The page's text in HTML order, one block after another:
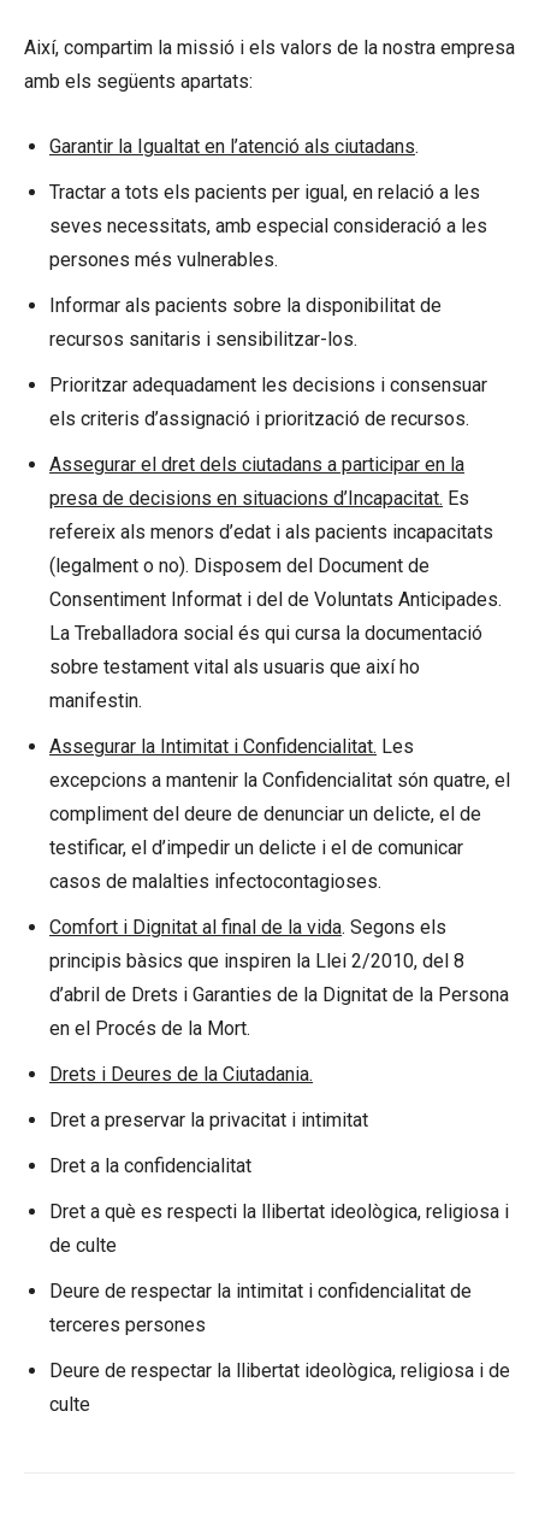
Així, compartim la missió i els valors de la nostra empresa
amb els següents apartats:
Garantir la Igualtat en l’atenció als ciutadans.
Tractar a tots els pacients per igual, en relació a les
seves necessitats, amb especial consideració a les
persones més vulnerables.
Informar als pacients sobre la disponibilitat de
recursos sanitaris i sensibilitzar-los.
Prioritzar adequadament les decisions i consensuar
els criteris d’assignació i priorització de recursos.
Assegurar el dret dels ciutadans a participar en la
presa de decisions en situacions d’Incapacitat. Es
refereix als menors d’edat i als pacients incapacitats
(legalment o no). Disposem del Document de
Consentiment Informat i del de Voluntats Anticipades.
La Treballadora social és qui cursa la documentació
sobre testament vital als usuaris que així ho
manifestin.
Assegurar la Intimitat i Confidencialitat. Les
excepcions a mantenir la Confidencialitat són quatre, el
compliment del deure de denunciar un delicte, el de
testificar, el d’impedir un delicte i el de comunicar
casos de malalties infectocontagioses.
Comfort i Dignitat al final de la vida. Segons els
principis bàsics que inspiren la Llei 2/2010, del 8
d’abril de Drets i Garanties de la Dignitat de la Persona
en el Procés de la Mort.
Drets i Deures de la Ciutadania.
Dret a preservar la privacitat i intimitat
Dret a la confidencialitat
Dret a què es respecti la llibertat ideològica, religiosa i
de culte
Deure de respectar la intimitat i confidencialitat de
terceres persones
Deure de respectar la llibertat ideològica, religiosa i de
culte